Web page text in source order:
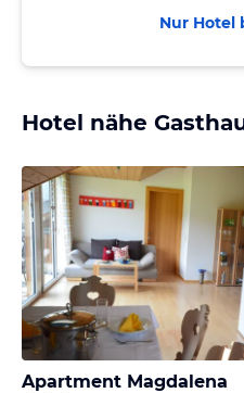
Nur Hotel
Hotel nähe
Apartment Magdalena